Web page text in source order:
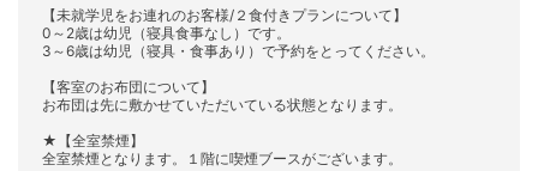
【未就学児をお連れのお客様/２食付きプランについて】
0～2歳は幼児（寝具食事なし）です。
3～6歳は幼児（寝具・食事あり）で予約をとってください。
【客室のお布団について】
お布団は先に敷かせていただいている状態となります。
★【全室禁煙】
全室禁煙となります。１階に喫煙ブースがございます。